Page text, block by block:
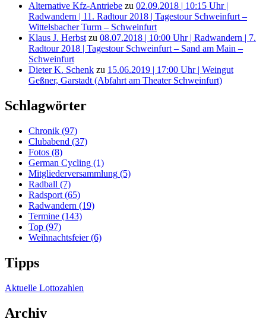
Alternative Kfz-Antriebe zu 02.09.2018 | 10:15 Uhr |
Radwandern | 11. Radtour 2018 | Tagestour Schweinfurt –
Wittelsbacher Turm – Schweinfurt
Klaus J. Herbst zu 08.07.2018 | 10:00 Uhr | Radwandern | 7.
Radtour 2018 | Tagestour Schweinfurt – Sand am Main –
Schweinfurt
Dieter K. Schenk zu 15.06.2019 | 17:00 Uhr | Weingut
Geßner, Garstadt (Abfahrt am Theater Schweinfurt)
Schlagwörter
Chronik (97)
Clubabend (37)
Fotos (8)
German Cycling (1)
Mitgliederversammlung (5)
Radball (7)
Radsport (65)
Radwandern (19)
Termine (143)
Top (97)
Weihnachtsfeier(6)
Tipps
Aktuelle Lottozahlen
Archiv